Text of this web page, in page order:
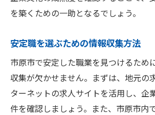
を築くための一助となるでしょう。
安定職を選ぶための情報収集方法
市原市で安定した職業を見つけるため
収集が欠かせません。まずは、地元の
ターネットの求人サイトを活用し、企
件を確認しましょう。また、市原市内